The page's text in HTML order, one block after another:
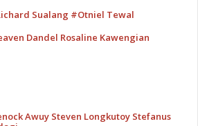
Sualang #Otniel Tewal
Dandel Rosaline Kawengian
Awuy Steven Longkutoy Stefanus